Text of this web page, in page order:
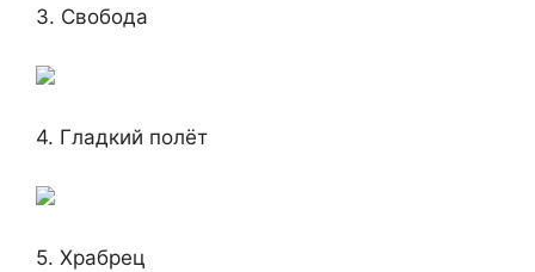
3. Свобода
4. Гладкий полёт
5. Храбрец